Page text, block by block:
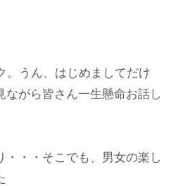
。うん、はじめましてだけ
ながら皆さん一生懸命お話し
・・・そこでも、男女の楽し